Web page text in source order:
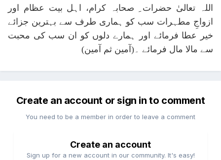
اللہ تعالیٰ حضرات ِ صحابہ کرام، اہل بیت عظام اور
ازواجِ مطہرات سب کو ہماری طرف سے بہترین جزائے
خیر عطا فرمائے اور ہمارے دلوں کو ان سب کی محبت
سے مالا مال فرمائے ۔(آمین ثم آمین)
Create an account or sign in to comment
You need to be a member in order to leave a comment
Create an account
Sign up for a new account in our community. It's easy!